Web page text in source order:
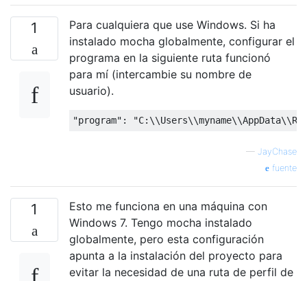
1
Para cualquiera que use Windows. Si ha
instalado mocha globalmente, configurar el
programa en la siguiente ruta funcionó
para mí (intercambie su nombre de
usuario).
"program" :
— JayChase
fuente
1
Esto me funciona en una máquina con
Windows 7. Tengo mocha instalado
globalmente, pero esta configuración
apunta a la instalación del proyecto para
evitar la necesidad de una ruta de perfil de